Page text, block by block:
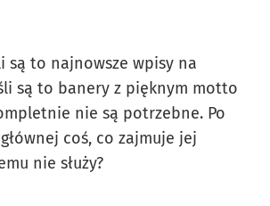
są to najnowsze wpisy na
są to banery z pięknym motto
nie są potrzebne. Po
coś, co zajmuje jej
nie służy?